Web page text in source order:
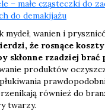
– małe cząsteczki do
do demakijażu
mydeł, wanien i
że rosnące
skłonne rzadziej
produktów
również do
twarzy.